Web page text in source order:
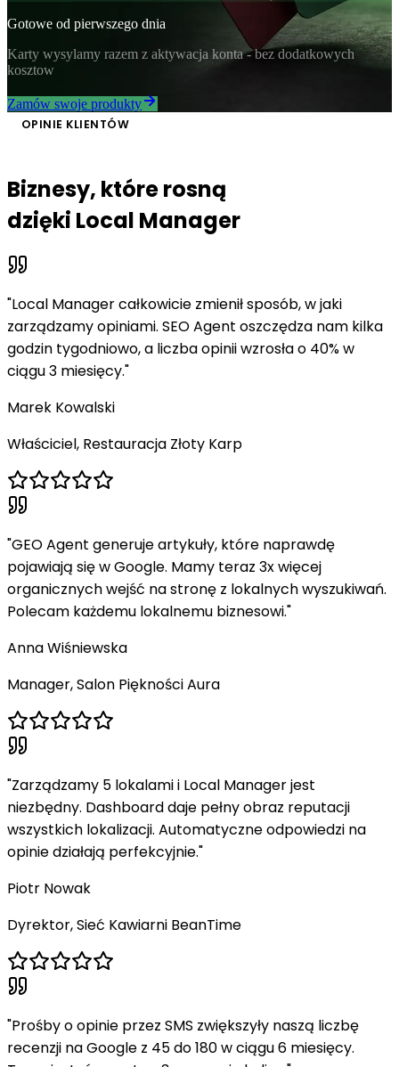
Gotowe od pierwszego dnia
Karty wysylamy razem z aktywacja konta - bez dodatkowych
kosztow
Zamów swoje produkty
OPINIE KLIENTÓW
Biznesy, które rosną
dzięki Local Manager
"Local Manager całkowicie zmienił sposób, w jaki
zarządzamy opiniami. SEO Agent oszczędza nam kilka
godzin tygodniowo, a liczba opinii wzrosła o 40% w
ciągu 3 miesięcy."
Marek Kowalski
Właściciel, Restauracja Złoty Karp
"GEO Agent generuje artykuły, które naprawdę
pojawiają się w Google. Mamy teraz 3x więcej
organicznych wejść na stronę z lokalnych wyszukiwań.
Polecam każdemu lokalnemu biznesowi."
Anna Wiśniewska
Manager, Salon Piękności Aura
"Zarządzamy 5 lokalami i Local Manager jest
niezbędny. Dashboard daje pełny obraz reputacji
wszystkich lokalizacji. Automatyczne odpowiedzi na
opinie działają perfekcyjnie."
Piotr Nowak
Dyrektor, Sieć Kawiarni BeanTime
"Prośby o opinie przez SMS zwiększyły naszą liczbę
recenzji na Google z 45 do 180 w ciągu 6 miesięcy.